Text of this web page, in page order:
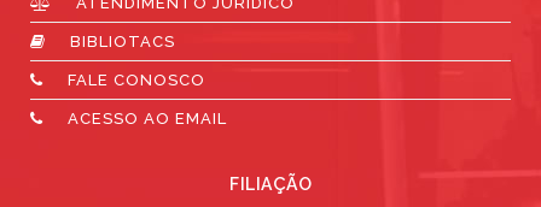
BIBLIOTACS
FALE CONOSCO
ACESSO AO EMAIL
FILIAÇÃO